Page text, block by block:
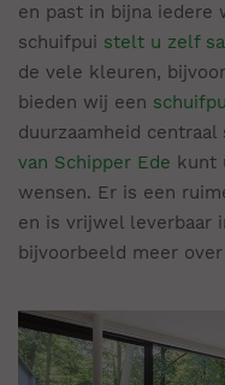
en past in bijna iedere
schuifpui stelt u zelf
de vele kleuren,
bieden wij een
duurzaamheid
van Schipper Ede kunt
wensen. Er is een
en is vrijwel leverbaar
bijvoorbeeld meer